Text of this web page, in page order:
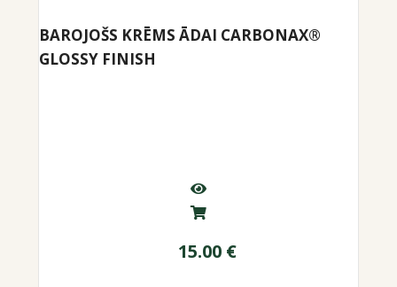
BAROJOŠS KRĒMS ĀDAI CARBONAX®
GLOSSY FINISH
15.00 €